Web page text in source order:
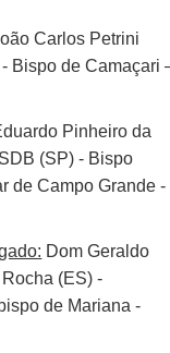
Carlos Petrini
Bispo de Camaçari
Pinheiro da
(SP) - Bispo
de Campo Grande -
Dom Geraldo
Rocha (ES) -
de Mariana -